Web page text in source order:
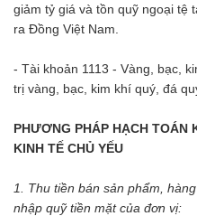
giảm tỷ giá và tồn quỹ ngoại tệ
ra Đồng Việt Nam.
- Tài khoản 1113 - Vàng, bạc,
trị vàng, bạc, kim khí quý, đá
PHƯƠNG PHÁP HẠCH TOÁN
KINH TẾ CHỦ YẾU
1. Thu tiền bán sản phẩm,
nhập quỹ tiền mặt của đơn vị: